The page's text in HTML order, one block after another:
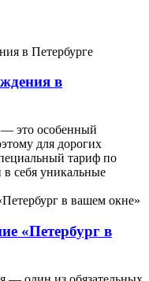
в
это особенный
для дорогих
тариф по
себя уникальные
«Петербург в